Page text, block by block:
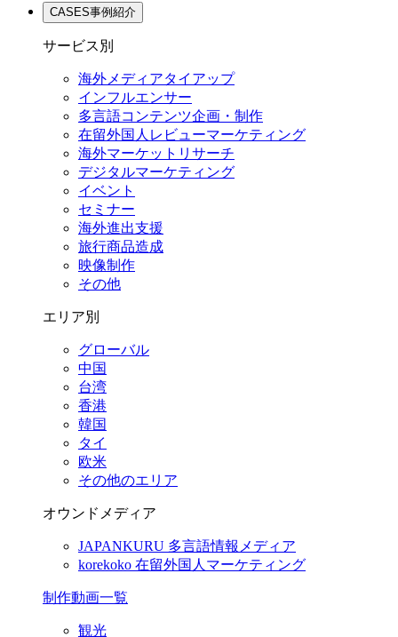
CASES事例紹介
サービス別
海外メディアタイアップ
インフルエンサー
多言語コンテンツ企画・制作
在留外国⼈レビューマーケティング
海外マーケットリサーチ
デジタルマーケティング
イベント
セミナー
海外進出支援
旅行商品造成
映像制作
その他
エリア別
グローバル
中国
台湾
香港
韓国
タイ
欧米
その他のエリア
オウンドメディア
JAPANKURU 多言語情報メディア
korekoko 在留外国人マーケティング
制作動画一覧
観光